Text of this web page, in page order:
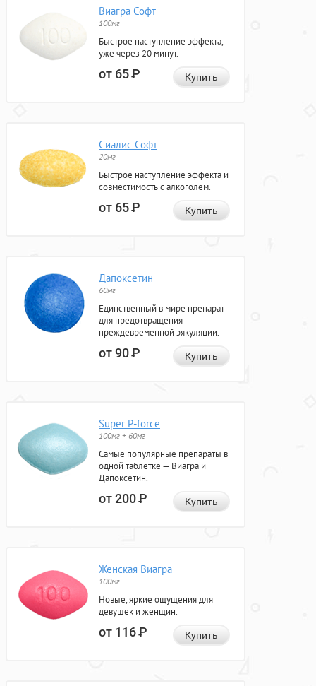
Виагра Софт
100мг
Быстрое наступление эффекта,
уже через 20 минут.
от 65Р Купить
Сиалис Софт
20мг
Быстрое наступление эффекта и
совместимость с алкоголем.
от 65Р Купить
Дапоксетин
60мг
Единственный в мире препарат
для предотвращения
преждевременной эякуляции.
от 90Р Купить
Super P-force
100мг + 60мг
Самые популярные препараты в
одной таблетке — Виагра и
Дапоксетин.
от 200Р Купить
Женская Виагра
100мг
Новые, яркие ощущения для
девушек и женщин.
от 116Р Купить